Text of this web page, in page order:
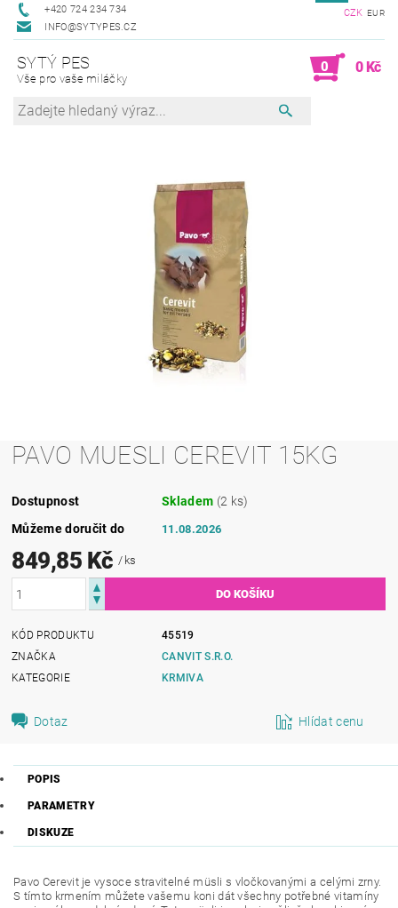
+420 724 234 734
INFO@SYTYPES.CZ
CZK EUR
SYTÝ PES
Vše pro vaše miláčky
0 0 Kč
PAVO MUESLI CEREVIT 15KG
Dostupnost Skladem (2 ks)
Můžeme doručit do
11.08.2026
849,85 Kč/ ks
KÓD PRODUKTU
45519
ZNAČKA
CANVIT S.R.O.
KATEGORIE
KRMIVA
Dotaz Hlídat cenu
POPIS
PARAMETRY
DISKUZE
Pavo Cerevit je vysoce stravitelné müsli s vločkovanými a celými zrny.
S tímto krmením můžete vašemu koni dát všechny potřebné vitamíny